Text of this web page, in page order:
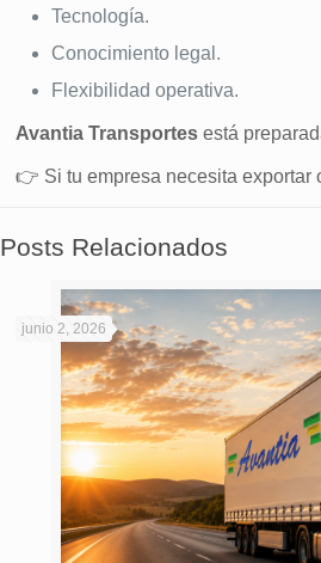
Tecnología.
Conocimiento legal.
Flexibilidad operativa.
Avantia Transportes está
👉 Si tu empresa necesita
Posts Relacionados
junio 2, 2026